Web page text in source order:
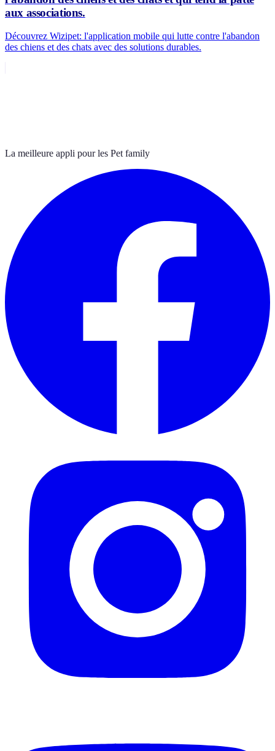
aux associations.
Découvrez Wizipet: l'application mobile qui lutte contre l'abandon
des chiens et des chats avec des solutions durables.
La meilleure appli pour les Pet family